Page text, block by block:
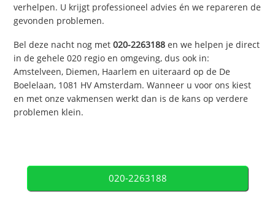
verhelpen. U krijgt professioneel advies én we repareren de
gevonden problemen.
Bel deze nacht nog met020-2263188 en we helpen je direct
in de gehele 020 regio en omgeving, dus ook in:
Amstelveen, Diemen, Haarlem en uiteraard op de De
Boelelaan, 1081 HV Amsterdam. Wanneer u voor ons kiest
en met onze vakmensen werkt dan is de kans op verdere
problemen klein.
020-2263188